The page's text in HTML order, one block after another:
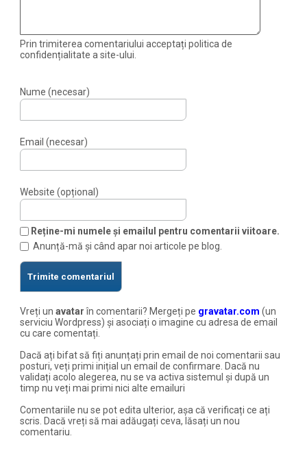
Prin trimiterea comentariului acceptați politica de
confidențialitate a site-ului.
Nume (necesar)
Email (necesar)
Website (opțional)
Reține-mi numele și emailul pentru comentarii viitoare.
Anunță-mă și când apar noi articole pe blog.
Vreți unavatarîn comentarii? Mergeți pe gravatar.com (un
serviciu Wordpress) și asociați o imagine cu adresa de email
cu care comentați.
Dacă ați bifat să fiți anunțați prin email de noi comentarii sau
posturi, veți primi inițial un email de confirmare. Dacă nu
validați acolo alegerea, nu se va activa sistemul și după un
timp nu veți mai primi nici alte emailuri
Comentariile nu se pot edita ulterior, așa că verificați ce ați
scris. Dacă vreți să mai adăugați ceva, lăsați un nou
comentariu.